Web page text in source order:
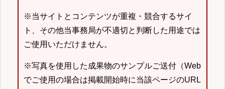
※当サイトとコンテンツが重複・競合するサイ
ト、その他当事務局が不適切と判断した用途では
ご使用いただけません。
※写真を使用した成果物のサンプルご送付（Web
でご使用の場合は掲載開始時に当該ページのURL